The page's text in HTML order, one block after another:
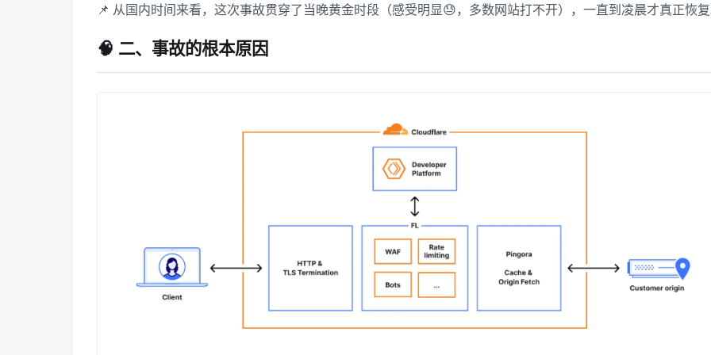
📌 从国内时间来看，这次事故贯穿了当晚黄金时段（感受明显😓，多数网站打不开），一直到凌晨才真正恢
🧠 二、事故的根本原因